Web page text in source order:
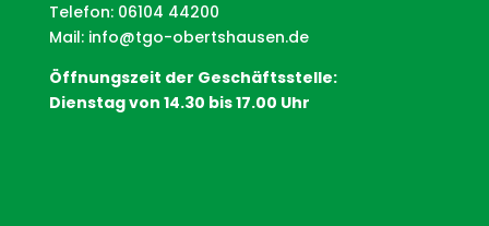
Telefon: 06104 44200
Mail: info@tgo-obertshausen.de
Öffnungszeit der Geschäftsstelle:
Dienstag von 14.30 bis 17.00 Uhr